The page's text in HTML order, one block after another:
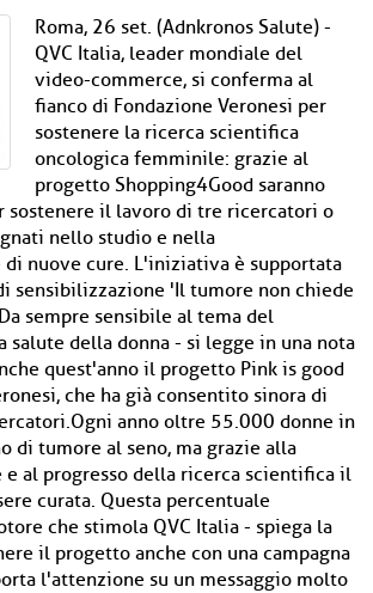
Roma, 26 set. (Adnkronos Salute) -
QVC Italia, leader mondiale del
video-commerce, si conferma al
fianco di Fondazione Veronesi per
sostenere la ricerca scientifica
oncologica femminile: grazie al
progetto Shopping4Good saranno
sostenere il lavoro di tre ricercatori o
nello studio e nella
nuove cure. L'iniziativa è supportata
sensibilizzazione 'Il tumore non chiede
sempre sensibile al tema del
salute della donna - si legge in una nota
quest'anno il progetto Pink is good
che ha già consentito sinora di
anno oltre 55.000 donne in
di tumore al seno, ma grazie alla
e al progresso della ricerca scientifica il
curata. Questa percentuale
che stimola QVC Italia - spiega la
il progetto anche con una campagna
l'attenzione su un messaggio molto